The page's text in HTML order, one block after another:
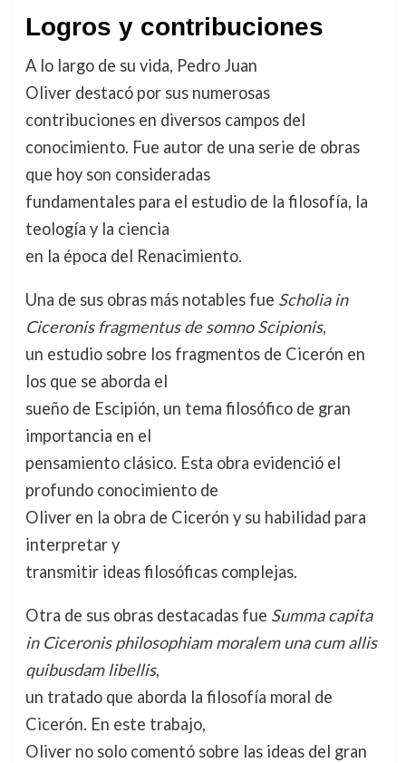
Logros y contribuciones
A lo largo de su vida, Pedro Juan
Oliver destacó por sus numerosas
contribuciones en diversos campos del
conocimiento. Fue autor de una serie de obras
que hoy son consideradas
fundamentales para el estudio de la filosofía, la
teología y la ciencia
en la época del Renacimiento.
Una de sus obras más notables fue Scholia in
Ciceronis fragmentus de somno Scipionis,
un estudio sobre los fragmentos de Cicerón en
los que se aborda el
sueño de Escipión, un tema filosófico de gran
importancia en el
pensamiento clásico. Esta obra evidenció el
profundo conocimiento de
Oliver en la obra de Cicerón y su habilidad para
interpretar y
transmitir ideas filosóficas complejas.
Otra de sus obras destacadas fue Summa capita
in Ciceronis philosophiam moralem una cum allis
quibusdam libellis,
un tratado que aborda la filosofía moral de
Cicerón. En este trabajo,
Oliver no solo comentó sobre las ideas del gran